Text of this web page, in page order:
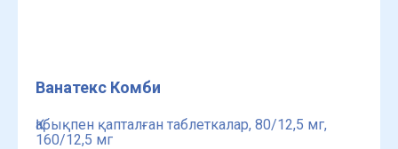
Ванатекс Комби
Қабықпен қапталған таблеткалар, 80/12,5 мг,
160/12,5 мг